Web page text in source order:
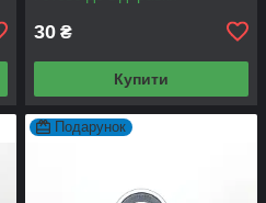
30 ₴
Купити
Подарунок